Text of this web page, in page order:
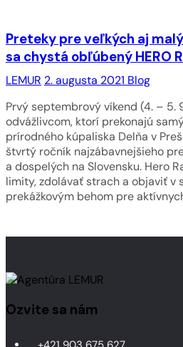
LEMUR 2. augusta 2021 Blog
Preteky pre veľkých aj
sa chystá obľúbený HERO
Prvý septembrový víkend (4. – 5.
odvážlivcom, ktorí prekonajú
prírodného kúpaliska Delňa v
štvrtý ročník najzábavnejšieho
a dospelých na Slovensku. Hero
limity, zdolávať strach a objaviť v
prekážkovým behom pre
Ozvite sa nám